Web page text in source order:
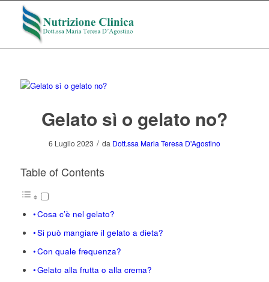
Gelato sì o gelato no?
6 Luglio 2023 / da Dott.ssa Maria Teresa D'Agostino
Table of Contents
Cosa c’è nel gelato?
Si può mangiare il gelato a dieta?
Con quale frequenza?
Gelato alla frutta o alla crema?